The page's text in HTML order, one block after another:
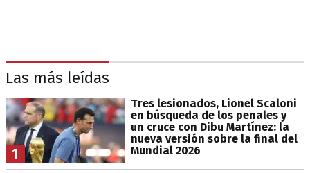
Las más leídas
1
Tres lesionados, Lionel Scaloni
en búsqueda de los penales y
un cruce con Dibu Martínez: la
nueva versión sobre la final del
Mundial 2026